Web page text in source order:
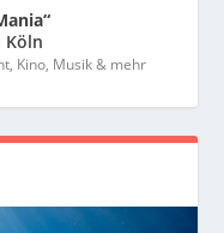
Köln
Kino, Musik & mehr